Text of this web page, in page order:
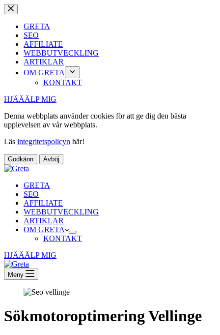
Hoppa
till
innehållGRETA
SEO
AFFILIATE
WEBBUTVECKLING
ARTIKLAR
OM GRETA
KONTAKT
HJÄÄÄLP MIG
Denna webbplats använder cookies för att ge dig den bästa
upplevelsen av vår webbplats.
Läs integritetspolicyn här!
Godkänn Avböj
GRETA
SEO
AFFILIATE
WEBBUTVECKLING
ARTIKLAR
OM GRETA
KONTAKT
HJÄÄÄLP MIG
Meny
Sökmotoroptimering Vellinge